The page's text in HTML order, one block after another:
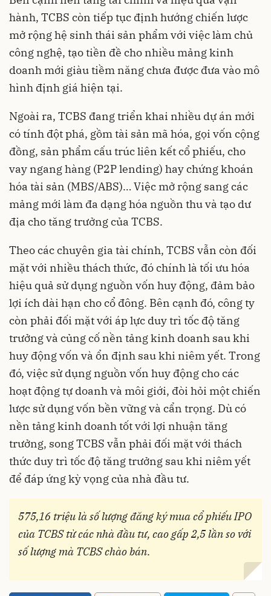
hành, TCBS còn tiếp tục định hướng chiến lược
mở rộng hệ sinh thái sản phẩm với việc làm chủ
công nghệ, tạo tiền đề cho nhiều mảng kinh
doanh mới giàu tiềm năng chưa được đưa vào mô
hình định giá hiện tại.
Ngoài ra, TCBS đang triển khai nhiều dự án mới
có tính đột phá, gồm tài sản mã hóa, gọi vốn cộng
đồng, sản phẩm cấu trúc liên kết cổ phiếu, cho
vay ngang hàng (P2P lending) hay chứng khoán
hóa tài sản (MBS/ABS)… Việc mở rộng sang các
mảng mới làm đa dạng hóa nguồn thu và tạo dư
địa cho tăng trưởng của TCBS.
Theo các chuyên gia tài chính, TCBS vẫn còn đối
mặt với nhiều thách thức, đó chính là tối ưu hóa
hiệu quả sử dụng nguồn vốn huy động, đảm bảo
lợi ích dài hạn cho cổ đông. Bên cạnh đó, công ty
còn phải đối mặt với áp lực duy trì tốc độ tăng
trưởng và củng cố nền tảng kinh doanh sau khi
huy động vốn và ổn định sau khi niêm yết. Trong
đó, việc sử dụng nguồn vốn huy động cho các
hoạt động tự doanh và môi giới, đòi hỏi một chiến
lược sử dụng vốn bền vững và cẩn trọng. Dù có
nền tảng kinh doanh tốt với lợi nhuận tăng
trưởng, song TCBS vẫn phải đối mặt với thách
thức duy trì tốc độ tăng trưởng sau khi niêm yết
để đáp ứng kỳ vọng của nhà đầu tư.
575,16 triệu là số lượng đăng ký mua cổ phiếu IPO
của TCBS từ các nhà đầu tư, cao gấp 2,5 lần so với
số lượng mà TCBS chào bán.